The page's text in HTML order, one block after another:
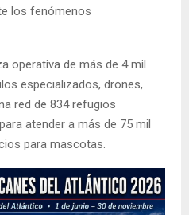
los fenómenos
operativa de más de 4 mil
especializados, drones,
red de 834 refugios
atender a más de 75 mil
para mascotas.